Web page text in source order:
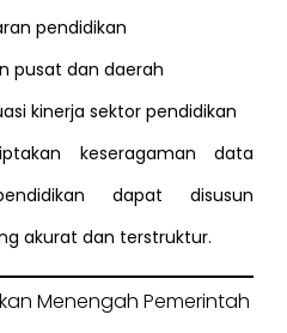
pendidikan
pusat dan daerah
kinerja sektor pendidikan
keseragaman data
dapat disusun
akurat dan terstruktur.
Menengah Pemerintah